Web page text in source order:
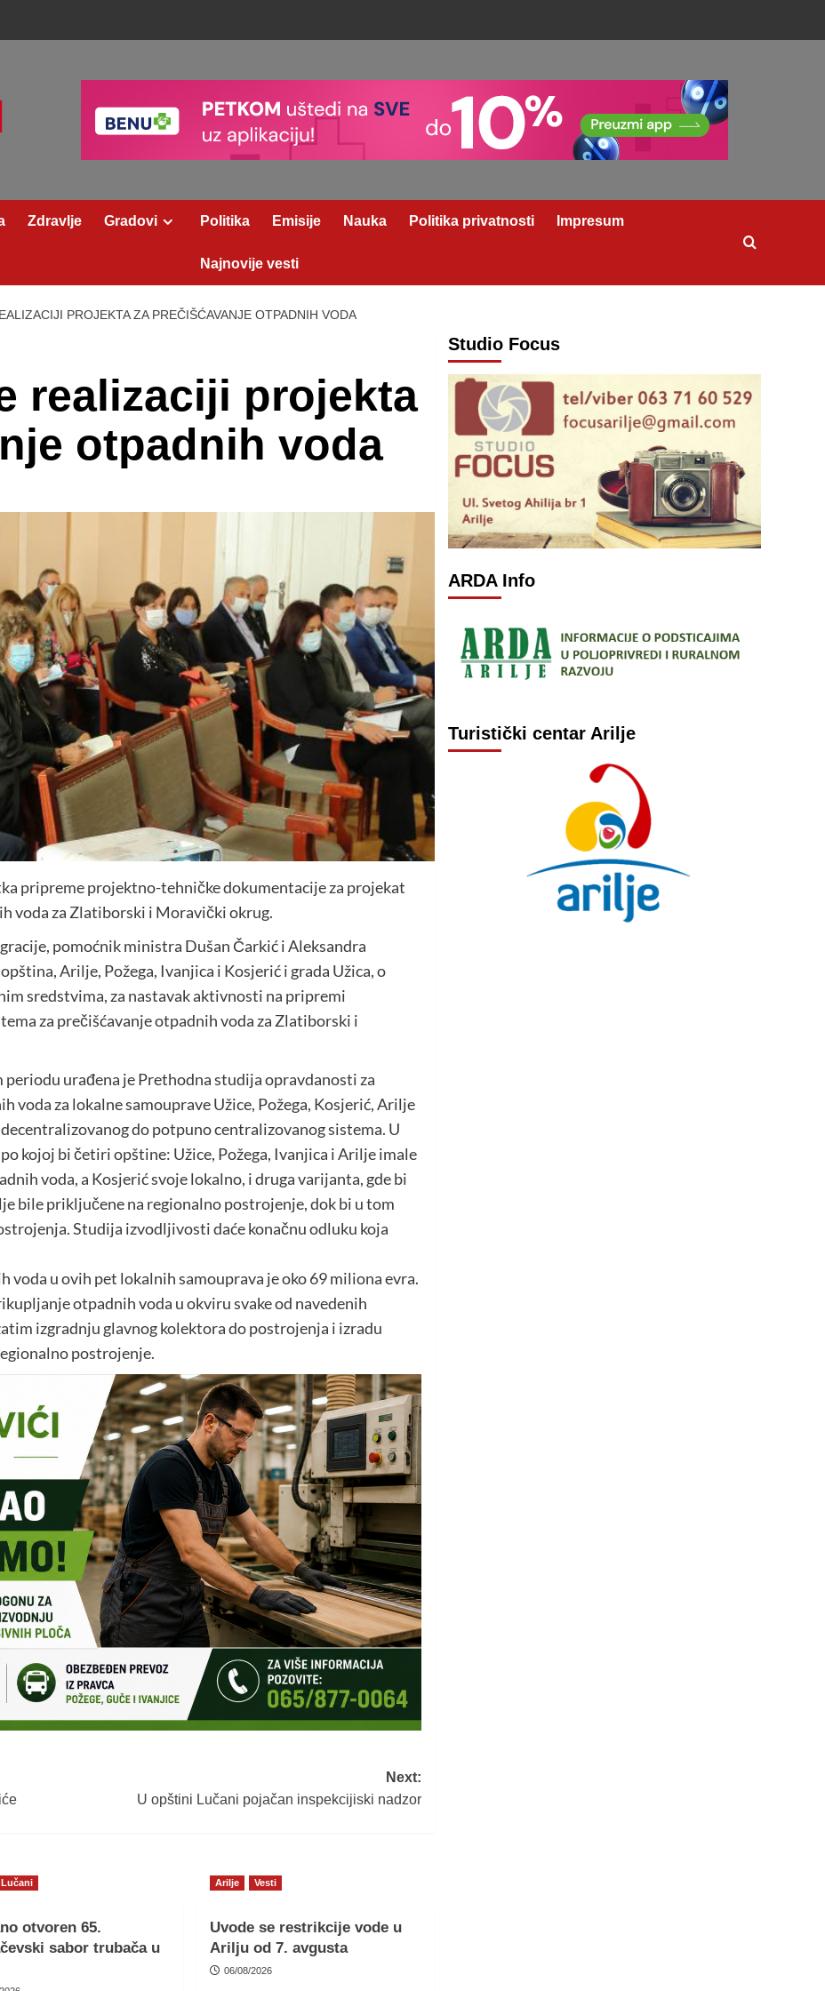
Zdravlje Gradovi Politika Emisije Nauka Politika privatnosti Impresum
Najnovije vesti
PROJEKTA ZA PREČIŠĆAVANJE OTPADNIH VODA
realizaciji projekta
otpadnih voda
pripreme projektno-tehničke dokumentacije za projekat
voda za Zlatiborski i Moravički okrug.
pomoćnik ministra Dušan Čarkić i Aleksandra
Arilje, Požega, Ivanjica i Kosjerić i grada Užica, o
sredstvima, za nastavak aktivnosti na pripremi
za prečišćavanje otpadnih voda za Zlatiborski i
urađena je Prethodna studija opravdanosti za
voda za lokalne samouprave Užice, Požega, Kosjerić, Arilje
do potpuno centralizovanog sistema. U
kojoj bi četiri opštine: Užice, Požega, Ivanjica i Arilje imale
voda, a Kosjerić svoje lokalno, i druga varijanta, gde bi
bile priključene na regionalno postrojenje, dok bi u tom
Studija izvodljivosti daće konačnu odluku koja
u ovih pet lokalnih samouprava je oko 69 miliona evra.
otpadnih voda u okviru svake od navedenih
izgradnju glavnog kolektora do postrojenja i izradu
postrojenje.
Next:
U opštini Lučani pojačan inspekcijiski nadzor
Lučani
otvoren 65.
sabor trubača u
Arilje Vesti
Uvode se restrikcije vode u
Arilju od 7. avgusta
06/08/2026
Studio Focus
ARDA Info
Turistički centar Arilje